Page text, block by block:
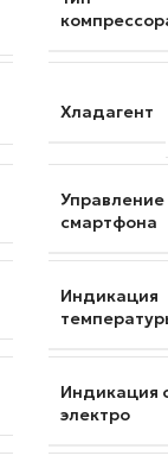
Хладагент
Управление
смартфона
Индикация
Индикация
электро